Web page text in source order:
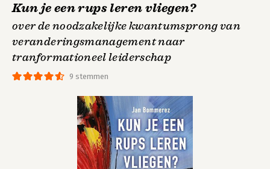
9 stemmen
Kun je een rups leren vliegen?
over de noodzakelijke kwantumsprong van
veranderingsmanagement naar
tranformationeel leiderschap